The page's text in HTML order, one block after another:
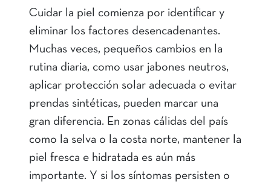
Cuidar la piel comienza por identificar y
eliminar los factores desencadenantes.
Muchas veces, pequeños cambios en la
rutina diaria, como usar jabones neutros,
aplicar protección solar adecuada o evitar
prendas sintéticas, pueden marcar una
gran diferencia. En zonas cálidas del país
como la selva o la costa norte, mantener la
piel fresca e hidratada es aún más
importante. Y si los síntomas persisten o